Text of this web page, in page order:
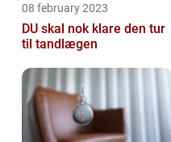
08 february 2023
DU skal nok klare den tur
til tandlægen